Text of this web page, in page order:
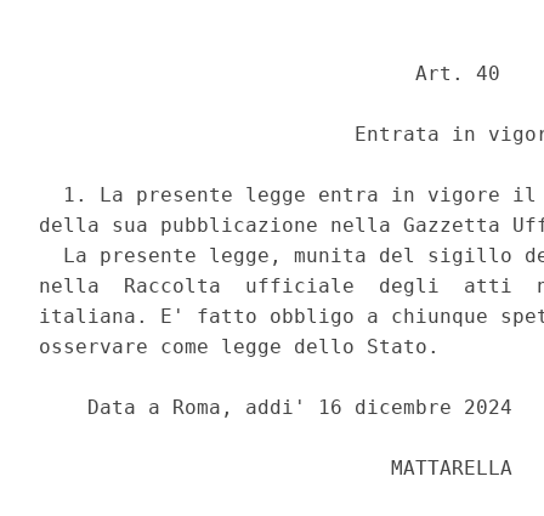
                               Art. 40
Entrata in
1. La presente legge entra in vigore
della sua pubblicazione nella Gazzetta
La presente legge, munita del sigillo
nella  Raccolta  ufficiale  degli  atti
italiana. E' fatto obbligo a chiunque
osservare come legge dello Stato.
    Data a Roma, addi' 16 dicembre 2024
                             MATTARELLA